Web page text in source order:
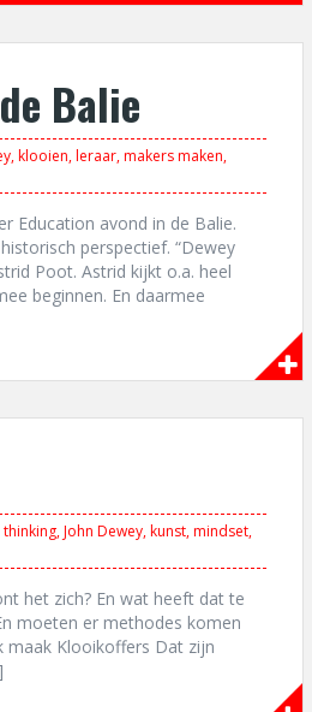
Balie
,klooien,leraar,makers maken,
Education avond in de Balie.
perspectief. “Dewey
Poot. Astrid kijkt o.a. heel
beginnen. En daarmee
thinking,John Dewey,kunst,mindset,
het zich? En wat heeft dat te
moeten er methodes komen
Klooikoffers Dat zijn